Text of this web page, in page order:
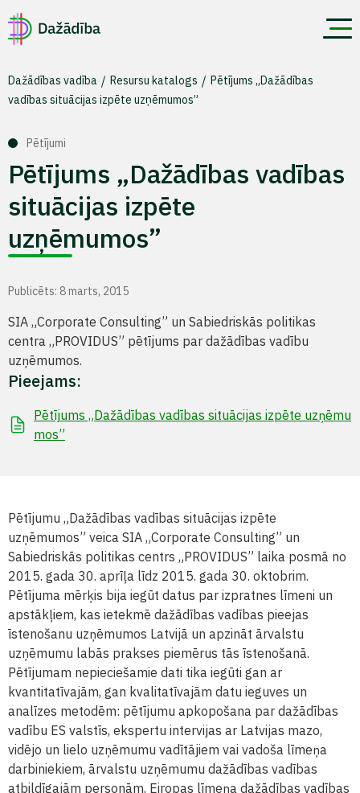
Dažādības vadība Resursu katalogs
Pētījums „Dažādības
vadības situācijas izpēte uzņēmumos”
Pētījumi
Pētījums „Dažādības vadības
situācijas izpēte
uzņēmumos”
Publicēts: 8 marts, 2015
SIA „Corporate Consulting” un Sabiedriskās politikas
centra „PROVIDUS” pētījums par dažādības vadību
uzņēmumos.
Pieejams:
Pētījums „Dažādības vadības situācijas izpēte uzņēmu
mos”
Pētījumu „Dažādības vadības situācijas izpēte
uzņēmumos” veica SIA „Corporate Consulting” un
Sabiedriskās politikas centrs „PROVIDUS” laika posmā no
2015. gada 30. aprīļa līdz 2015. gada 30. oktobrim.
Pētījuma mērķis bija iegūt datus par izpratnes līmeni un
apstākļiem, kas ietekmē dažādības vadības pieejas
īstenošanu uzņēmumos Latvijā un apzināt ārvalstu
uzņēmumu labās prakses piemērus tās īstenošanā.
Pētījumam nepieciešamie dati tika iegūti gan ar
kvantitatīvajām, gan kvalitatīvajām datu ieguves un
analīzes metodēm: pētījumu apkopošana par dažādības
vadību ES valstīs, ekspertu intervijas ar Latvijas mazo,
vidējo un lielo uzņēmumu vadītājiem vai vadoša līmeņa
darbiniekiem, ārvalstu uzņēmumu dažādības vadības
atbildīgajām personām, Eiropas līmeņa dažādības vadības